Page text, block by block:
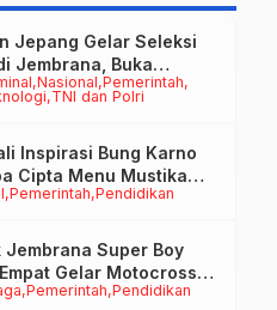
Nasional Pemerintah
TNI dan Polri
Jepang Gelar Seleksi
Jembrana, Buka
bagi Calon PMI
Pemerintah Pendidikan
Inspirasi Bung Karno
Cipta Menu Mustika
Pemerintah Pendidikan
Super Boy
Gelar Motocross